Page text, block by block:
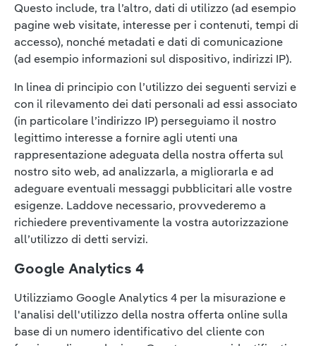
Questo include, tra l’altro, dati di utilizzo (ad esempio
pagine web visitate, interesse per i contenuti, tempi di
accesso), nonché metadati e dati di comunicazione
(ad esempio informazioni sul dispositivo, indirizzi IP).
In linea di principio con l’utilizzo dei seguenti servizi e
con il rilevamento dei dati personali ad essi associato
(in particolare l’indirizzo IP) perseguiamo il nostro
legittimo interesse a fornire agli utenti una
rappresentazione adeguata della nostra offerta sul
nostro sito web, ad analizzarla, a migliorarla e ad
adeguare eventuali messaggi pubblicitari alle vostre
esigenze. Laddove necessario, provvederemo a
richiedere preventivamente la vostra autorizzazione
all’utilizzo di detti servizi.
Google Analytics 4
Utilizziamo Google Analytics 4 per la misurazione e
l'analisi dell'utilizzo della nostra offerta online sulla
base di un numero identificativo del cliente con